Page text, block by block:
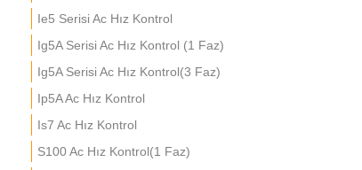
Ie5 Serisi Ac Hız Kontrol
Ig5A Serisi Ac Hız Kontrol (1 Faz)
Ig5A Serisi Ac Hız Kontrol(3 Faz)
Ip5A Ac Hız Kontrol
Is7 Ac Hız Kontrol
S100 Ac Hız Kontrol(1 Faz)